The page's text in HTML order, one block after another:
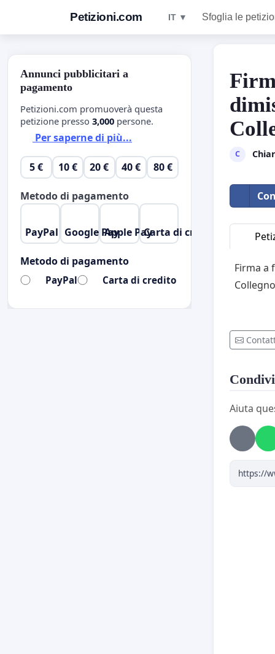
Petizioni.com IT ▼ Sfoglia le
C
Firma a
Aiuta
Annunci pubblicitari a
pagamento
Petizioni.com promuoverà questa
petizione presso 3,000 persone.
Per saperne di più...
5 € 10 € 20 € 40 € 80 €
Metodo di pagamento
PayPal Google PayApple PayCarta di credito
Metodo di pagamento
PayPal Carta di credito